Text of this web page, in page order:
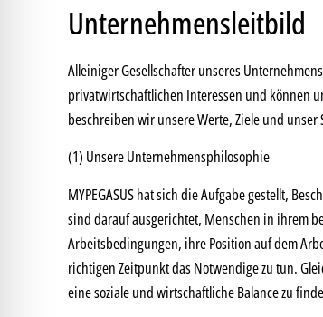
Unternehmensleitbild
Alleiniger Gesellschafter unseres
privatwirtschaftlichen Interessen und können
beschreiben wir unsere Werte, Ziele und
(1) Unsere Unternehmensphilosophie
MYPEGASUS hat sich die Aufgabe gestellt,
sind darauf ausgerichtet, Menschen in ihrem
Arbeitsbedingungen, ihre Position auf dem
richtigen Zeitpunkt das Notwendige zu tun.
eine soziale und wirtschaftliche Balance zu